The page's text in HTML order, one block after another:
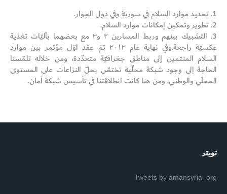
1. تحديد موارد السلام في سورية وفي دول الجوار.
2. تطوير وتمكين إمكانات موارد السلام.
3. التشبيك بينهم وربط المسارين ٢ و٣ مع بعضهما بآليّات تغذية
عكسيّة راجعة. وفي نهاية عام ٢٠١٣ تمّ عقد اوّل مؤتمر بين موارد
السلام المنتمين إلى مناطق جغرافيّة متعدّدة، ومن خلاله تلمّسنا
الحاجة إلى وجود شبكة محلّية تختصّ بحلّ النزاعات على المستوى
المحلّي والوطني، ومن هنا كانت انطلاقتنا في تأسيس شبكة أمان.
تويتر
Tweets by amansyria_org